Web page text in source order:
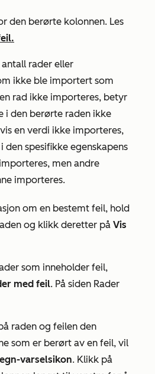
den berørte kolonnen. Les
antall rader eller
ikke ble importert som
rad ikke importeres, betyr
i den berørte raden ikke
en verdi ikke importeres,
spesifikke egenskapens
men andre
importeres.
om en bestemt feil, hold
og klikk deretter på Vis
som inneholder feil,
med feil. På siden Rader
raden og feilen den
som er berørt av en feil, vil
varselsikon. Klikk på